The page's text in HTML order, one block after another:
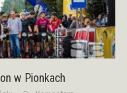
w Pionkach